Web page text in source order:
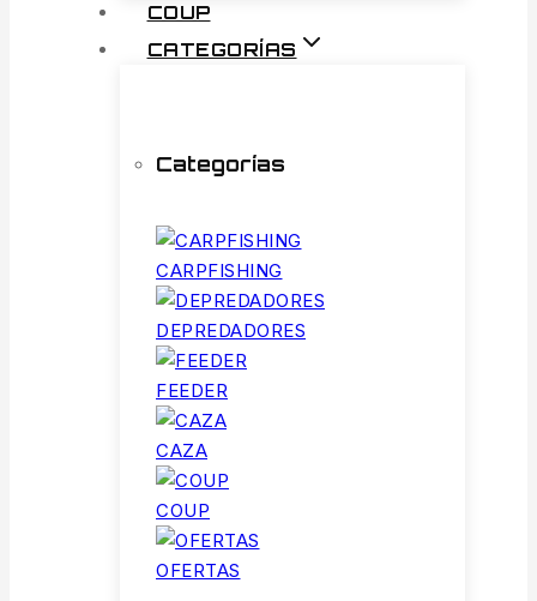
COUP
CATEGORÍAS
Categorías
CARPFISHING
DEPREDADORES
FEEDER
CAZA
COUP
OFERTAS